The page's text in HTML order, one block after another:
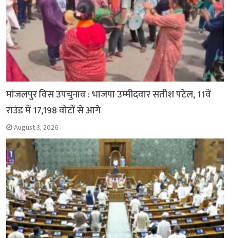
मांजलपुर विस उपचुनाव : भाजपा उम्मीदवार सतीश पटेल, 11वें
राउंड में 17,198 वोटों से आगे
August 3, 2026